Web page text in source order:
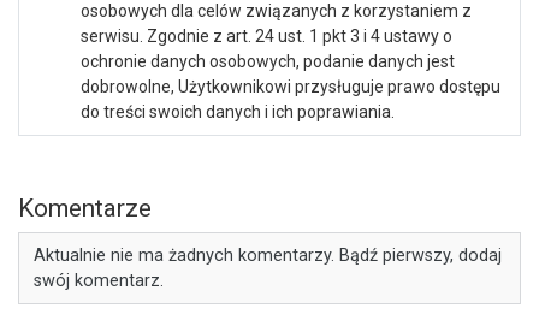
osobowych dla celów związanych z korzystaniem z
serwisu. Zgodnie z art. 24 ust. 1 pkt 3 i 4 ustawy o
ochronie danych osobowych, podanie danych jest
dobrowolne, Użytkownikowi przysługuje prawo dostępu
do treści swoich danych i ich poprawiania.
Komentarze
Aktualnie nie ma żadnych komentarzy. Bądź pierwszy, dodaj
swój komentarz.